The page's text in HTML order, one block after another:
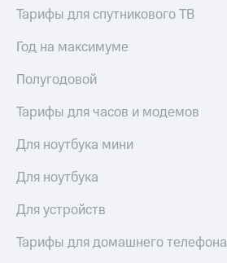
приложения
Инвестиции
Получайте
онлайн
полисов
Скидка 30%
С картой
пополнения
Скидка
на связь
Тарифы
РИИЛ
дешевле
с карты
Обзоры
Тарифы для спутникового ТВ
Год на максимуме
Полугодовой
Тарифы для часов и модемов
Для ноутбука мини
Для ноутбука
Для устройств
Тарифы для домашнего телефона